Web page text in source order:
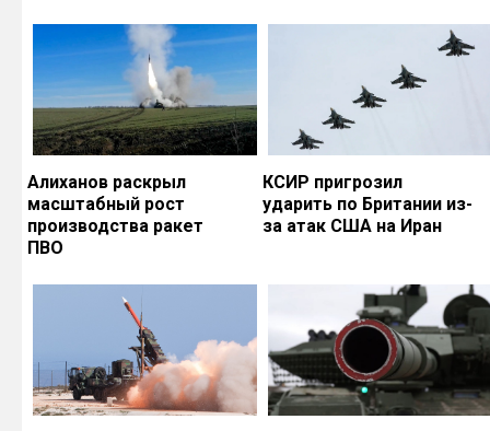
Алиханов раскрыл
масштабный рост
производства ракет
ПВО
КСИР пригрозил
ударить по Британии из-
за атак США на Иран